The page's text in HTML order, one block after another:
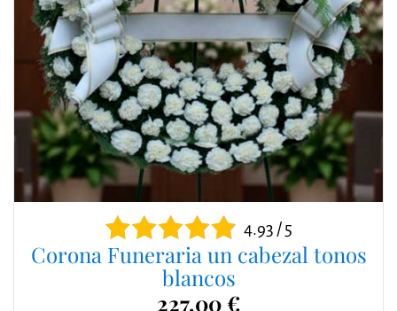
4.93 / 5
Corona Funeraria un cabezal tonos
blancos
227,00 €